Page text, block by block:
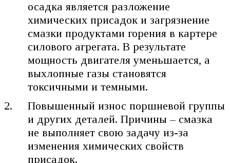
осадка является разложение
химических присадок и загрязнение
смазки продуктами горения в картере
силового агрегата. В результате
мощность двигателя уменьшается, а
выхлопные газы становятся
токсичными и темными.
Повышенный износ поршневой группы
и других деталей. Причины – смазка
не выполняет свою задачу из-за
изменения химических свойств
присадок.